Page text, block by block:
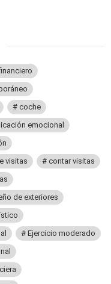
coche
emocional
visitas
contar visitas
de exteriores
Ejercicio moderado